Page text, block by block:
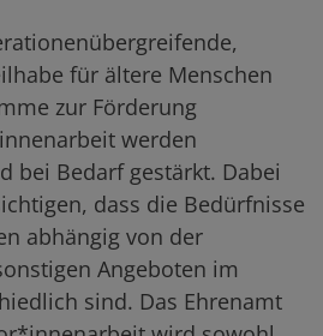
für ältere Menschen
zur Förderung
werden
bei Bedarf gestärkt. Dabei
dass die Bedürfnisse
abhängig von der
Angeboten im
sind. Das Ehrenamt